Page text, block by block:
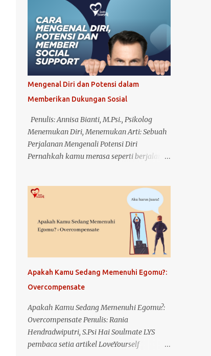
Mengenal Diri dan Potensi dalam
Memberikan Dukungan Sosial
Penulis: Annisa Bianti, M.Psi., Psikolog
Menemukan Diri, Menemukan Arti: Sebuah
Perjalanan Mengenali Potensi Diri
Pernahkah kamu merasa seperti berjalan di
Hari demi hari berlalu, namun ada bagian
dalam dirimu yang terus bertanya, "Apa
sebenarnya yang bisa aku lakukan? Siapa
aku, dan apa potensi terbaik yang
tersembunyi dalam diriku?" Aku pun
pernah berada di titik itu. Titik di mana
hidup terasa datar, seperti tak ada warna.
Tapi dari sanalah semuanya bermula—
perjalanan panjang dan jujur untuk
mengenal diri sendiri, memahami potensi
yang kupunya, dan akhirnya menemukan
makna yang selama ini terasa jauh. Awal
dari Segalanya: Mengenal Diri Sendiri
Apakah Kamu Sedang Memenuhi Egomu?:
Overcompensate
Apakah Kamu Sedang Memenuhi Egomu?:
Overcompensate Penulis: Rania
Hendradwiputri, S.Psi Hai Soulmate LYS
pembaca setia artikel LoveYourself